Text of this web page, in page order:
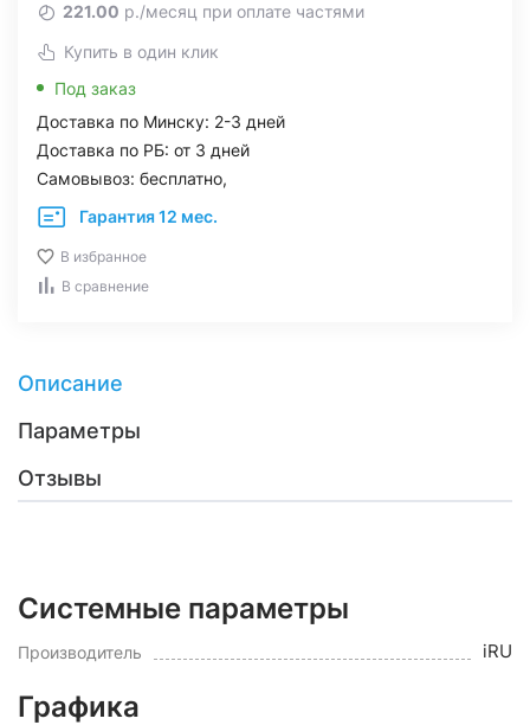
221.00 р./месяц при оплате частями
Купить в один клик
Под заказ
Доставка по Минску: 2-3 дней
Доставка по РБ: от 3 дней
Самовывоз: бесплатно,
Гарантия 12 мес.
В избранное
В сравнение
Описание
Параметры
Отзывы
Системные параметры
Производитель iRU
Графика